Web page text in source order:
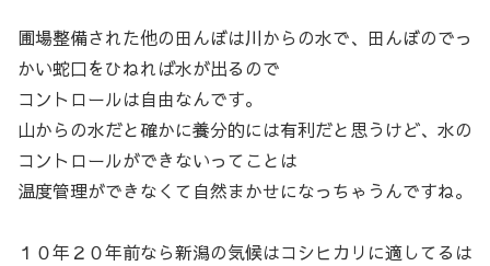
圃場整備された他の田んぼは川からの水で、田んぼのでっ
かい蛇口をひねれば水が出るので
コントロールは自由なんです。
山からの水だと確かに養分的には有利だと思うけど、水の
コントロールができないってことは
温度管理ができなくて自然まかせになっちゃうんですね。
１０年２０年前なら新潟の気候はコシヒカリに適してるは